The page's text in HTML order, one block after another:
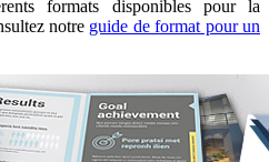
formats disponibles pour la
notre guide de format pour un